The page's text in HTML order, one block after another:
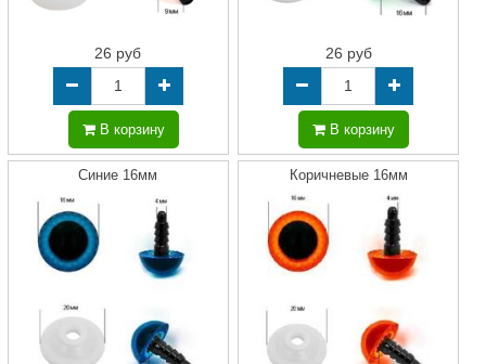
26 руб
В корзину
26 руб
В корзину
Синие 16мм Коричневые 16мм